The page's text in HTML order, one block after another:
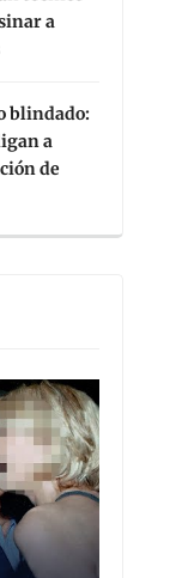
a
blindado:
a
de